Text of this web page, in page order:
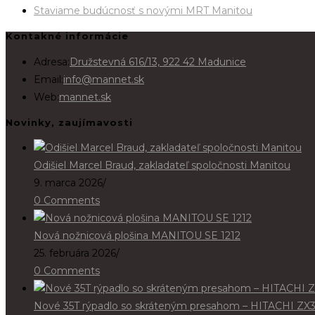
Staviame budúcnosť s novými MRT Manitou
Kontakné informácie
Adresa:Družstevná 616/13, 922 42 Madunice
Email:info@mannet.sk
Web:mannet.sk
Novinky, zaujímavosti
Odišiel Marcel Braud, zakladateľ spoločnosti Manitou
9. marca 2026/
0 Comments
Nová nožnicová plošina MANITOU SE 1212
25. februára 2026/
0 Comments
Nové 35T rýpadlo so skráteným presahom – HITACHI